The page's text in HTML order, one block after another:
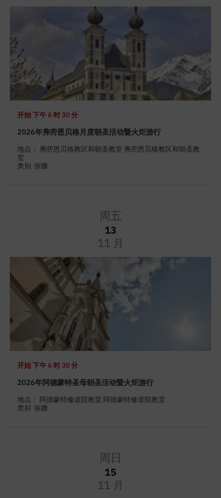
开始下午 6 时 30 分
2026年弗劳恩贝格月度朝圣活动暨火炬游行
地点： 弗劳恩贝格教区和朝圣教堂 弗劳恩贝格教区和朝圣教
堂
类别 弥撒
周五
13
11 月
开始下午 6 时 30 分
2026年阿德蒙特圣母朝圣活动暨火炬游行
地点： 阿德蒙特修道院教堂 阿德蒙特修道院教堂
类别 弥撒
周日
15
11 月